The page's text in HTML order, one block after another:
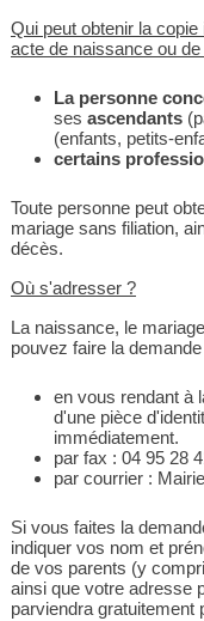
Qui peut obtenir la
acte de naissance ou
La personne
ses ascendants
(enfants, petits-
certains
Toute personne peut
mariage sans filiation,
décès.
Où s'adresser ?
La naissance, le
pouvez faire la demande
en vous rendant à
d'une pièce
immédiatement.
par fax : 04 95 28
par courrier :
Si vous faites la
indiquer vos nom et
de vos parents (y
ainsi que votre adresse
parviendra gratuitement